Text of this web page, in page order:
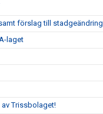
förslag till stadgeändring
laget
Trissbolaget!